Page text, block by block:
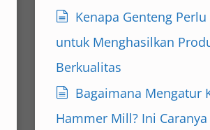
Kenapa Genteng
untuk Menghasilkan
Berkualitas
Bagaimana Mengatur
Hammer Mill? Ini Caranya